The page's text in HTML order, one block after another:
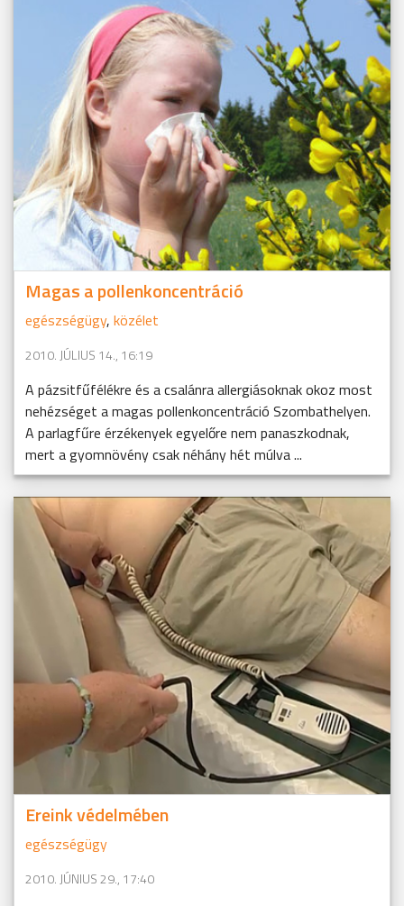
Magas a pollenkoncentráció
egészségügy, közélet
2010. JÚLIUS 14., 16:19
A pázsitfűfélékre és a csalánra allergiásoknak okoz most
nehézséget a magas pollenkoncentráció Szombathelyen.
A parlagfűre érzékenyek egyelőre nem panaszkodnak,
mert a gyomnövény csak néhány hét múlva ...
Ereink védelmében
egészségügy
2010. JÚNIUS 29., 17:40